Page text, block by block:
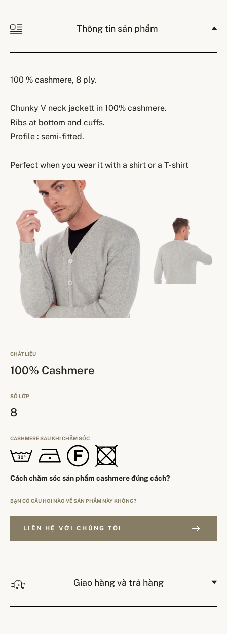
Thông tin sản phẩm
100 % cashmere, 8 ply.
Chunky V neck jackett in 100% cashmere.
Ribs at bottom and cuffs.
Profile : semi-fitted.
Perfect when you wear it with a shirt or a T-shirt
CHẤT LIỆU
100% Cashmere
SỐ LỚP
8
CASHMERE SAU KHI CHĂM SÓC
Cách chăm sóc sản phẩm cashmere đúng cách?
BẠN CÓ CÂU HỎI NÀO VỀ SẢN PHẨM NÀY KHÔNG?
LIÊN HỆ VỚI CHÚNG TÔI
Giao hàng và trả hàng